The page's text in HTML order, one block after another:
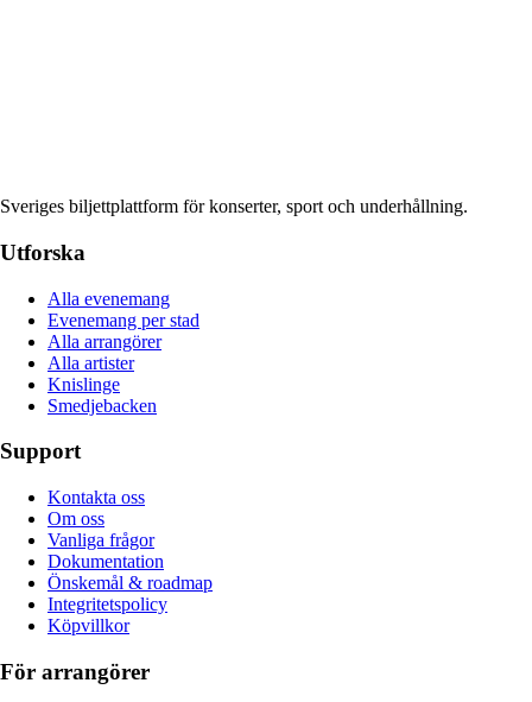
Sveriges biljettplattform för konserter, sport och underhållning.
Utforska
Alla evenemang
Evenemang per stad
Alla arrangörer
Alla artister
Knislinge
Smedjebacken
Support
Kontakta oss
Om oss
Vanliga frågor
Dokumentation
Önskemål & roadmap
Integritetspolicy
Köpvillkor
För arrangörer